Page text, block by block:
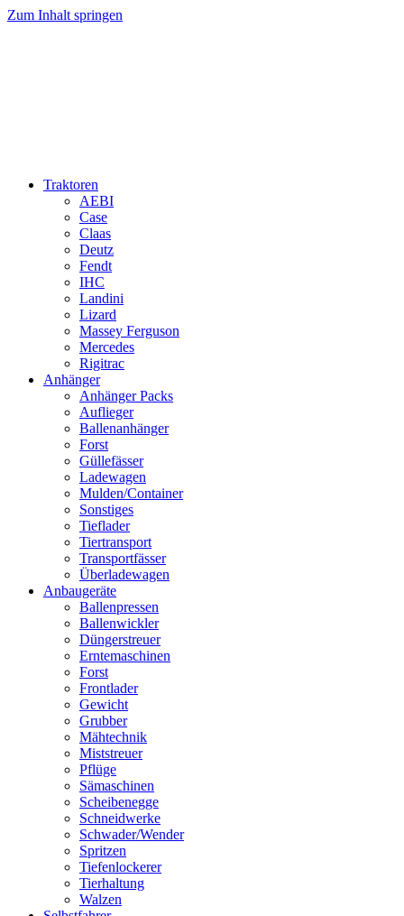
Zum Inhalt springen
Traktoren
AEBI
Case
Claas
Deutz
Fendt
IHC
Landini
Lizard
Massey Ferguson
Mercedes
Rigitrac
Anhänger
Anhänger Packs
Auflieger
Ballenanhänger
Forst
Güllefässer
Ladewagen
Mulden/Container
Sonstiges
Tieflader
Tiertransport
Transportfässer
Überladewagen
Anbaugeräte
Ballenpressen
Ballenwickler
Düngerstreuer
Erntemaschinen
Forst
Frontlader
Gewicht
Grubber
Mähtechnik
Miststreuer
Pflüge
Sämaschinen
Scheibenegge
Schneidwerke
Schwader/Wender
Spritzen
Tiefenlockerer
Tierhaltung
Walzen